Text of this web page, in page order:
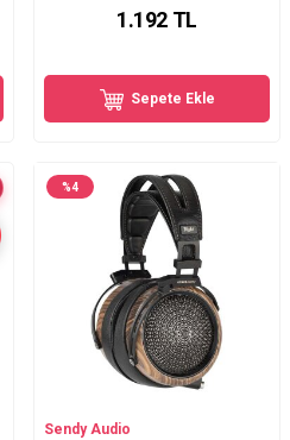
1.192 TL
Sepete Ekle
%4
Sendy Audio